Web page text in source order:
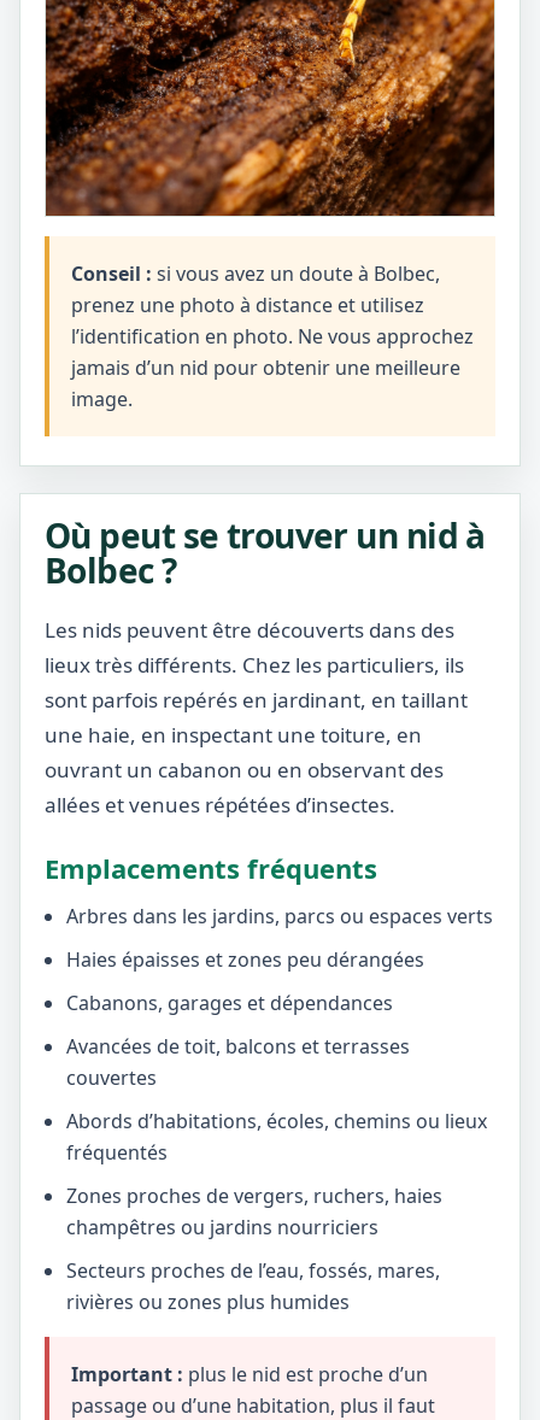
Conseil : si vous avez un doute à Bolbec,
prenez une photo à distance et utilisez
l’identification en photo. Ne vous approchez
jamais d’un nid pour obtenir une meilleure
image.
Où peut se trouver un nid à
Bolbec ?
Les nids peuvent être découverts dans des
lieux très différents. Chez les particuliers, ils
sont parfois repérés en jardinant, en taillant
une haie, en inspectant une toiture, en
ouvrant un cabanon ou en observant des
allées et venues répétées d’insectes.
Emplacements fréquents
Arbres dans les jardins, parcs ou espaces verts
Haies épaisses et zones peu dérangées
Cabanons, garages et dépendances
Avancées de toit, balcons et terrasses
couvertes
Abords d’habitations, écoles, chemins ou lieux
fréquentés
Zones proches de vergers, ruchers, haies
champêtres ou jardins nourriciers
Secteurs proches de l’eau, fossés, mares,
rivières ou zones plus humides
Important : plus le nid est proche d’un
passage ou d’une habitation, plus il faut